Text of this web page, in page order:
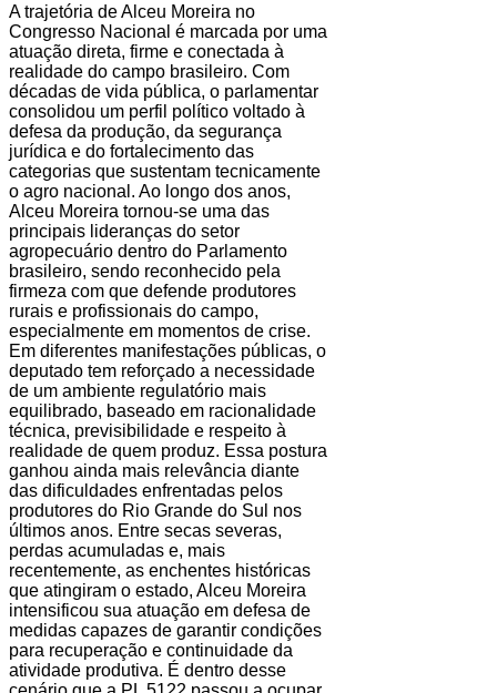
A trajetória de Alceu Moreira no
Congresso Nacional é marcada por uma
atuação direta, firme e conectada à
realidade do campo brasileiro. Com
décadas de vida pública, o parlamentar
consolidou um perfil político voltado à
defesa da produção, da segurança
jurídica e do fortalecimento das
categorias que sustentam tecnicamente
o agro nacional. Ao longo dos anos,
Alceu Moreira tornou-se uma das
principais lideranças do setor
agropecuário dentro do Parlamento
brasileiro, sendo reconhecido pela
firmeza com que defende produtores
rurais e profissionais do campo,
especialmente em momentos de crise.
Em diferentes manifestações públicas, o
deputado tem reforçado a necessidade
de um ambiente regulatório mais
equilibrado, baseado em racionalidade
técnica, previsibilidade e respeito à
realidade de quem produz. Essa postura
ganhou ainda mais relevância diante
das dificuldades enfrentadas pelos
produtores do Rio Grande do Sul nos
últimos anos. Entre secas severas,
perdas acumuladas e, mais
recentemente, as enchentes históricas
que atingiram o estado, Alceu Moreira
intensificou sua atuação em defesa de
medidas capazes de garantir condições
para recuperação e continuidade da
atividade produtiva. É dentro desse